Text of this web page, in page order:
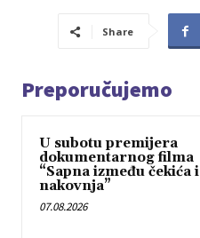
Share
Preporučujemo
U subotu premijera
dokumentarnog filma
“Sapna između čekića i
nakovnja”
07.08.2026